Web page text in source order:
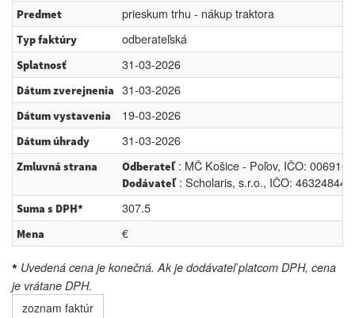
Predmet prieskum trhu - nákup traktora
Typ faktúry odberateľská
Splatnosť 31-03-2026
Dátum zverejnenia 31-03-2026
Dátum vystavenia 19-03-2026
Dátum úhrady 31-03-2026
Zmluvná strana Odberateľ: MČ Košice - Poľov, IČO:
Dodávateľ: Scholaris, s.r.o., IČO:
Suma s DPH* 307.5
Mena €
* Uvedená cena je konečná. Ak je dodávateľ platcom DPH, cena
je vrátane DPH.
zoznam faktúr